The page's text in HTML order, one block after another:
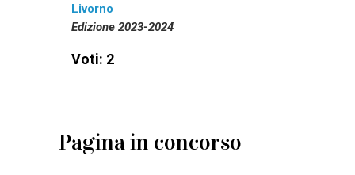
Livorno
Edizione 2023-2024
Voti: 2
Pagina in concorso